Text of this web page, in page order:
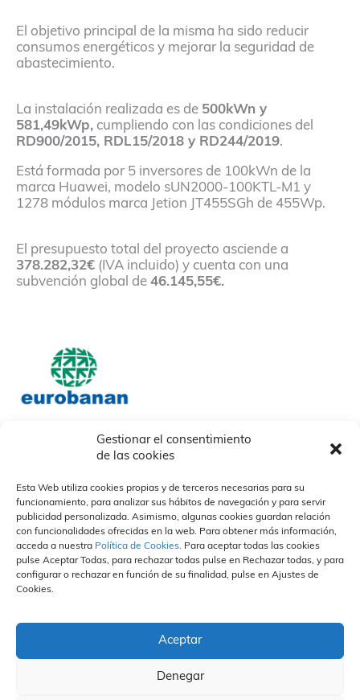
Gestionar el consentimiento
de las cookies
Esta Web utiliza cookies propias y de terceros necesarias para su
funcionamiento, para analizar sus hábitos de navegación y para servir
publicidad personalizada. Asimismo, algunas cookies guardan relación
con funcionalidades ofrecidas en la web. Para obtener más información,
acceda a nuestra Política de Cookies. Para aceptar todas las cookies
pulse Aceptar Todas, para rechazar todas pulse en Rechazar todas, y para
configurar o rechazar en función de su finalidad, pulse en Ajustes de
Cookies.
Aceptar
Denegar
El objetivo principal de la misma ha sido reducir
consumos energéticos y mejorar la seguridad de
abastecimiento.
La instalación realizada es de 500kWn y
581,49kWp, cumpliendo con las condiciones del
RD900/2015, RDL15/2018 y RD244/2019.
Está formada por 5 inversores de 100kWn de la
marca Huawei, modelo sUN2000-100KTL-M1 y
1278 módulos marca Jetion JT455SGh de 455Wp.
El presupuesto total del proyecto asciende a
378.282,32€ (IVA incluido) y cuenta con una
subvención global de 46.145,55€.
Quiénes somos
Descargables
Nuestros Campos
Propuesta de valor
Sostenibilidad
Otras
¿Cómo trabajamos?
Divisiones
Calidad
Organización y Personas
Vida en la empresa
Únete a nuestro equipo
Personas
Prensa
Actualidad
Contacto Canal Ético